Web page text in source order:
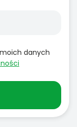
danych